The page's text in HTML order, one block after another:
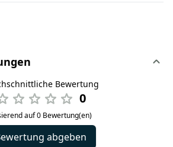
Bewertung
0
auf 0 Bewertung(en)
abgeben